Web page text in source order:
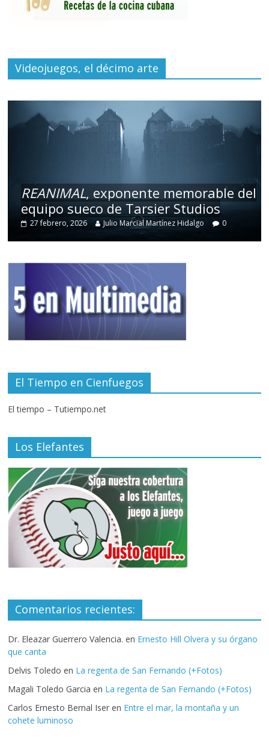
Videojuegos, el décimo arte
REANIMAL, exponente memorable del
equipo sueco de Tarsier Studios
27 febrero, 2026 Julio Marcial Martínez Hidalgo 0
El Tiempo en Cienfuegos
El tiempo – Tutiempo.net
Los Elefantes
Comentarios recientes:
Dr. Eleazar Guerrero Valencia. en Ernesto Hill Olvera y su órgano
que canta
Delvis Toledo en La regenta de San Fernando (+Fotos)
Magali Toledo Garcia en La regenta de San Fernando (+Fotos)
Carlos Ernesto Bernal Iser en Entre el mar, la montaña y un
cohete luminoso